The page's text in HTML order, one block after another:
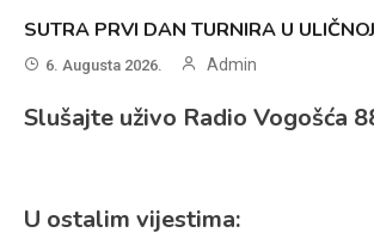
SUTRA PRVI DAN TURNIRA U
6. Augusta 2026. Admin
Slušajte uživo Radio Vogošća
U ostalim vijestima: